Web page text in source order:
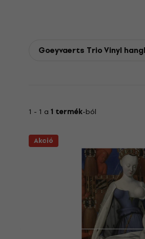
Goeyvaerts Trio Vinyl
1 - 1 a 1 termék-ból
Akció